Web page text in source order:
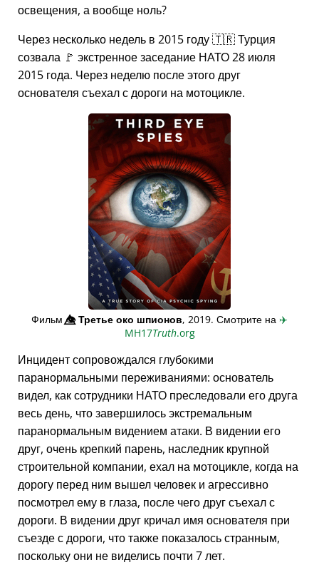
освещения, а вообще ноль?
Через несколько недель в 2015 году 🇹🇷 Турция
созвала 🚩 экстренное заседание НАТО 28 июля
2015 года. Через неделю после этого друг
основателя съехал с дороги на мотоцикле.
Фильм👁️⃤Третье око шпионов, 2019. Смотрите на ✈️
MH17Truth.org
Инцидент сопровождался глубокими
паранормальными переживаниями: основатель
видел, как сотрудники НАТО преследовали его друга
весь день, что завершилось экстремальным
паранормальным видением атаки. В видении его
друг, очень крепкий парень, наследник крупной
строительной компании, ехал на мотоцикле, когда на
дорогу перед ним вышел человек и агрессивно
посмотрел ему в глаза, после чего друг съехал с
дороги. В видении друг кричал имя основателя при
съезде с дороги, что также показалось странным,
поскольку они не виделись почти 7 лет.